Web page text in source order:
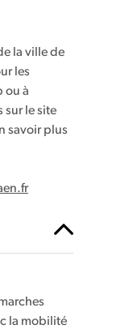
la ville de
les
ou à
sur le site
savoir plus
la mobilité